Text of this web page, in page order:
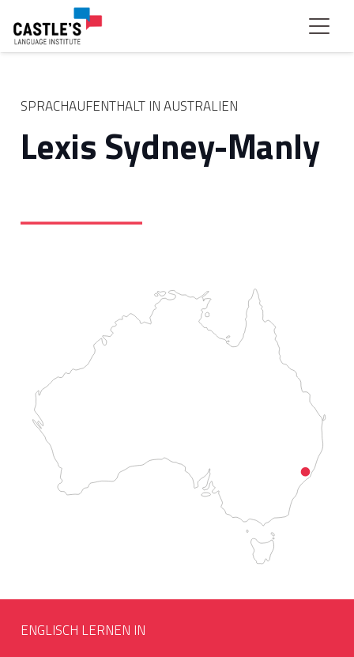
SPRACHAUFENTHALT IN AUSTRALIEN
Lexis Sydney-Manly
ENGLISCH LERNEN IN